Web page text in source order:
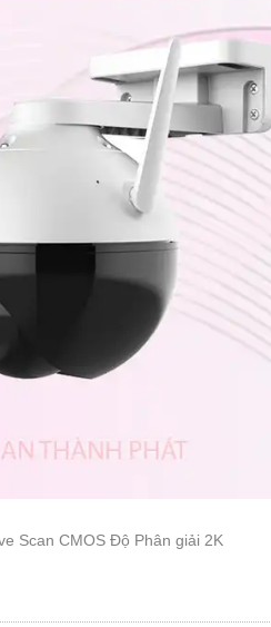
Scan CMOS Độ Phân giải 2K